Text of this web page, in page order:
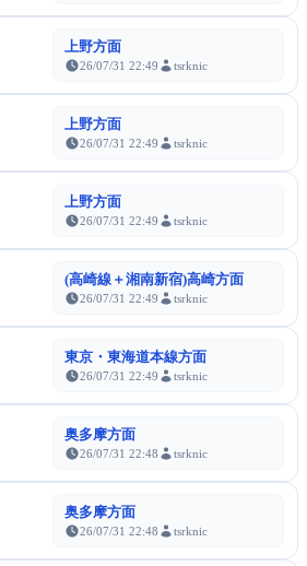
上野方面
26/07/31 22:49 tsrknic
上野方面
26/07/31 22:49 tsrknic
上野方面
26/07/31 22:49 tsrknic
(高崎線＋湘南新宿)高崎方面
26/07/31 22:49 tsrknic
東京・東海道本線方面
26/07/31 22:49 tsrknic
奥多摩方面
26/07/31 22:48 tsrknic
奥多摩方面
26/07/31 22:48 tsrknic